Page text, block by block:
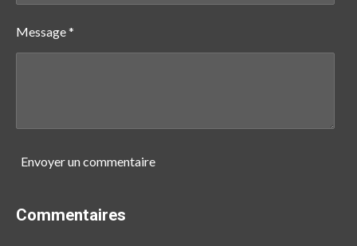
Message *
Envoyer un commentaire
Commentaires